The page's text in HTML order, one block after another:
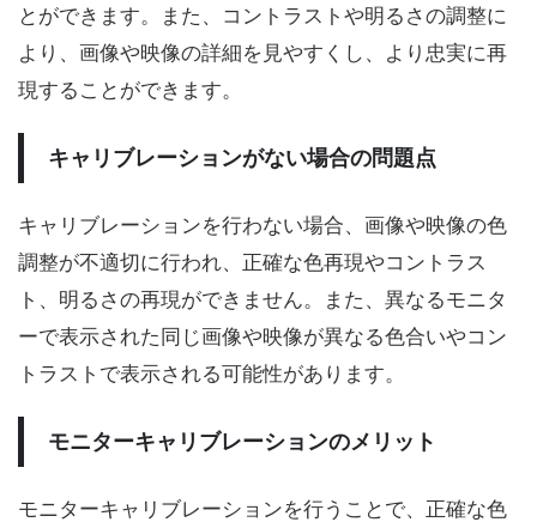
とができます。また、コントラストや明るさの調整に
より、画像や映像の詳細を見やすくし、より忠実に再
現することができます。
キャリブレーションがない場合の問題点
キャリブレーションを行わない場合、画像や映像の色
調整が不適切に行われ、正確な色再現やコントラス
ト、明るさの再現ができません。また、異なるモニタ
ーで表示された同じ画像や映像が異なる色合いやコン
トラストで表示される可能性があります。
モニターキャリブレーションのメリット
モニターキャリブレーションを行うことで、正確な色